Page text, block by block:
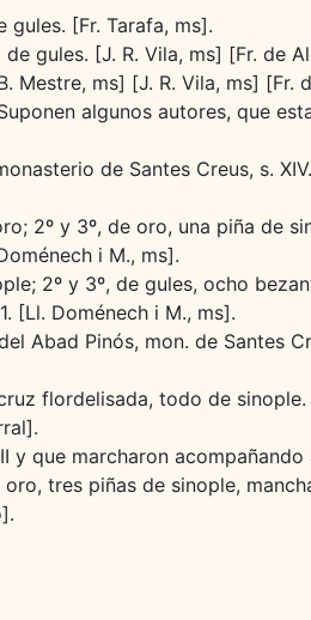
gules. [Fr. Tarafa, ms].
gules. [J. R. Vila, ms] [Fr. de
Mestre, ms] [J. R. Vila, ms] [Fr.
algunos autores, que
de Santes Creus, s.
2º y 3º, de oro, una piña de
i M., ms].
2º y 3º, de gules, ocho
[Ll. Doménech i M., ms].
Abad Pinós, mon. de Santes
flordelisada, todo de sinople.
y que marcharon
tres piñas de sinople,